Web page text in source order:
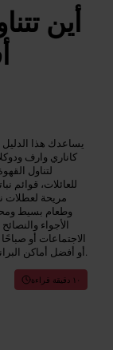
أين
يساعدك هذا
كاناري وارف
لتناول
للعائلات، قوائم
مريحة لعطلات
وطعام بسيط
الأجواء
الاجتماعات أو
أو أفضل أماكن البرانش المصنفة في لندن، يجعل هذا الدليل الاختيار سهلاً.
١٠ دقيقة قراءة